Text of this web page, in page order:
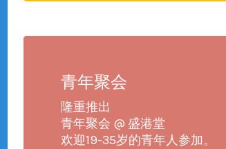
青年聚会
隆重推出
青年聚会 @ 盛港堂
欢迎19-35岁的青年人参加。